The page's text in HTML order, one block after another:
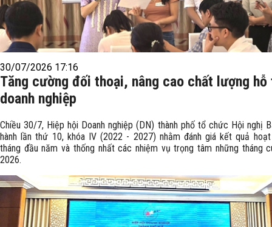
30/07/2026 17:16
Tăng cường đối thoại, nâng cao chất lượng hỗ
doanh nghiệp
Chiều 30/7, Hiệp hội Doanh nghiệp (DN) thành phố tổ chức Hội nghị
hành lần thứ 10, khóa IV (2022 - 2027) nhằm đánh giá kết quả
tháng đầu năm và thống nhất các nhiệm vụ trọng tâm những tháng
2026.